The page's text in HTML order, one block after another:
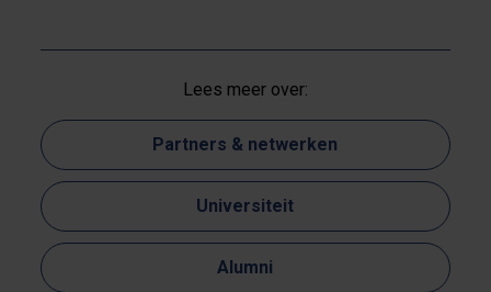
Lees meer over:
Partners & netwerken
Universiteit
Alumni